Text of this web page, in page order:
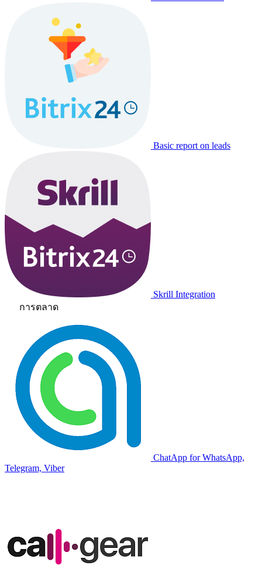
Basic report on leads
Skrill Integration
การตลาด
ChatApp for WhatsApp,
Telegram, Viber